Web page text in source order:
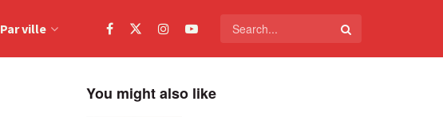
Par ville
You might also like